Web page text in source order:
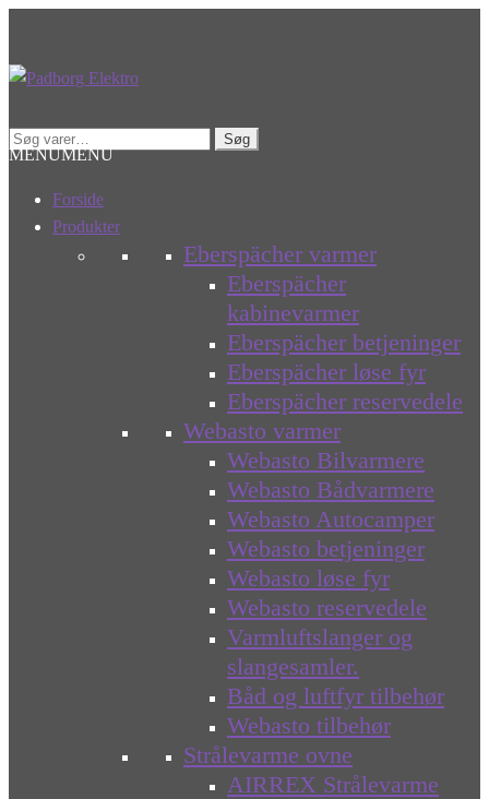
Spring
Spring
Søg
efter:
Søg
MENUMENU
Forside
Produkter
Eberspächer varmer
Eberspächer
kabinevarmer
Eberspächer betjeninger
Eberspächer løse fyr
Eberspächer reservedele
Webasto varmer
Webasto Bilvarmere
Webasto Bådvarmere
Webasto Autocamper
Webasto betjeninger
Webasto løse fyr
Webasto reservedele
Varmluftslanger og
slangesamler.
Båd og luftfyr tilbehør
Webasto tilbehør
Strålevarme ovne
AIRREX Strålevarme